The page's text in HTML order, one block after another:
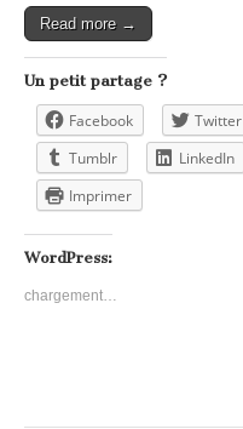
Read more →
Un petit partage ?
Facebook Twitter
Tumblr
LinkedIn
Imprimer
WordPress:
chargement…